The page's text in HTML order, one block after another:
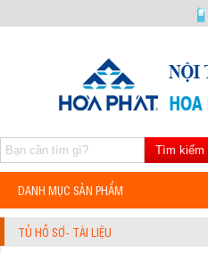
Tìm kiếm
DANH MỤC SẢN PHẨM
TỦ HỒ SƠ- TÀI LIỆU